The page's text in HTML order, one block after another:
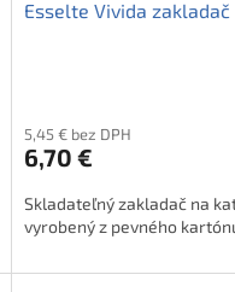
Esselte Vivida
5,45 € bez DPH
6,70 €
Skladateľný zakladač na
vyrobený z pevného